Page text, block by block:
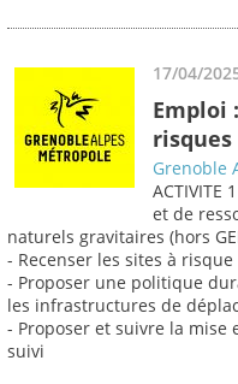
17/04/
Emploi
Grenoble
ACTIVITE
et de
naturels gravitaires (hors
- Recenser les sites à
- Proposer une politique
les infrastructures de
- Proposer et suivre la mise
suivi